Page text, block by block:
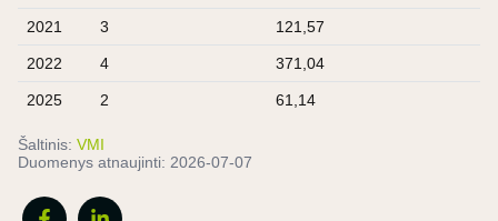
2021 3 121,57
2022 4 371,04
2025 2 61,14
Šaltinis: VMI
Duomenys atnaujinti: 2026-07-07